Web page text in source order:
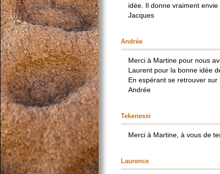
idée. Il donne vraiment
Jacques
Andrée
Merci à Martine pour nous
Laurent pour la bonne idée
En espérant se retrouver
Andrée
Tekenessi
Merci à Martine, à vous de
Laurence